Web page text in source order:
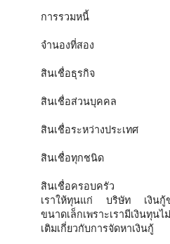
การรวมหนี้
จำนองที่สอง
สินเชื่อธุรกิจ
สินเชื่อส่วนบุคคล
สินเชื่อระหว่างประเทศ
สินเชื่อทุกชนิด
สินเชื่อครอบครัว
เราให้ทุนแก่ บริษัท เงินกู้ข
ขนาดเล็กเพราะเรามีเงินทุน
เติมเกี่ยวกับการจัดหาเงินกู้